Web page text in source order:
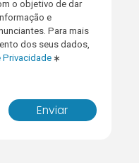
o objetivo de dar
e
Para mais
dos seus dados,
Enviar